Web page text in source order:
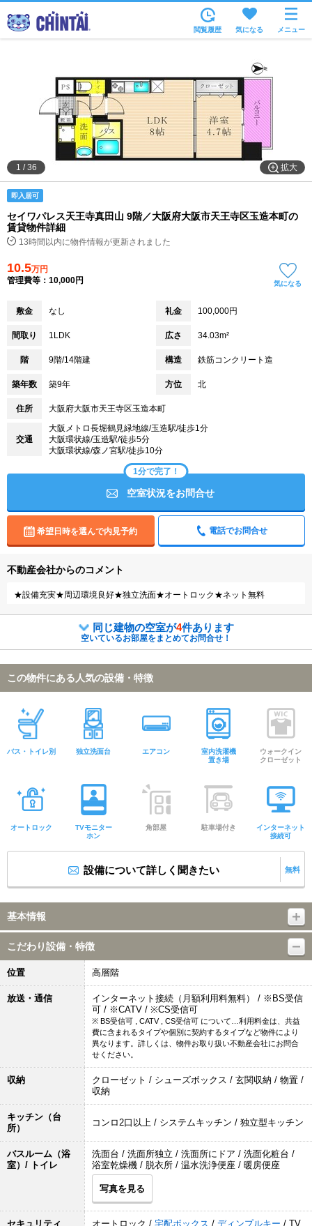
家賃相場から
通勤通学時間から
閲覧履歴 気になる メニュー
拡大
1 /36
即入居可
セイワパレス天王寺真田山 9階／大阪府大阪市天王寺区玉造本町の
賃貸物件詳細
13時間以内に物件情報が更新されました
10.5万円
管理費等：10,000円
気になる
敷金 なし 礼金 100,000円
間取り 1LDK 広さ 34.03m²
階 9階/14階建 構造 鉄筋コンクリート造
築年数 築9年 方位 北
住所 大阪府大阪市天王寺区玉造本町
交通
大阪メトロ長堀鶴見緑地線/玉造駅/徒歩1分
大阪環状線/玉造駅/徒歩5分
大阪環状線/森ノ宮駅/徒歩10分
1分で完了！
空室状況をお問合せ
希望日時を選んで内見予約 電話でお問合せ
不動産会社からのコメント
★設備充実★周辺環境良好★独立洗面★オートロック★ネット無料
同じ建物の空室が4件あります
空いているお部屋をまとめてお問合せ！
この物件にある人気の設備・特徴
バス・トイレ別 独立洗面台 エアコン
室内洗濯機
置き場
ウォークイン
クローゼット
オートロック
TVモニター
ホン
角部屋 駐車場付き
インターネット
接続可
設備について詳しく聞きたい 無料
基本情報
こだわり設備・特徴
位置 高層階
放送・通信
インターネット接続（月額利用料無料） / ※BS受信
可 / ※CATV / ※CS受信可
※ BS受信可 , CATV , CS受信可 について…利用料金は、共益
費に含まれるタイプや個別に契約するタイプなど物件により
異なります。詳しくは、物件お取り扱い不動産会社にお問合
せください。
収納
クローゼット / シューズボックス / 玄関収納 / 物置 /
収納
キッチン（台
所）
コンロ2口以上 / システムキッチン / 独立型キッチン
バスルーム（浴
室）/ トイレ
洗面台 / 洗面所独立 / 洗面所にドア / 洗面化粧台 /
浴室乾燥機 / 脱衣所 / 温水洗浄便座 / 暖房便座
写真を見る
セキュリティ オートロック / 宅配ボックス / ディンプルキー / TV